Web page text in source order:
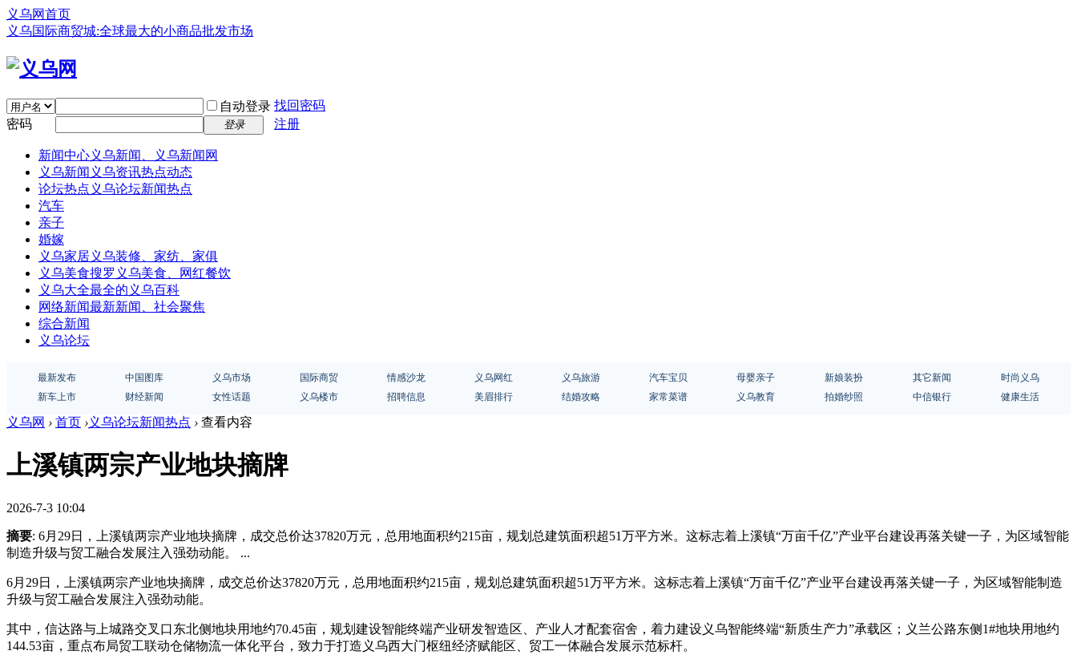
义乌网首页
义乌国际商贸城:全球最大的小商品批发市场
自动登录 找回密码
密码
登录 注册
新闻中心义乌新闻、义乌新闻网
义乌新闻 义乌资讯热点动态
论坛热点 义乌论坛新闻热点
汽车
亲子
婚嫁
义乌家居义乌装修、家纺、家俱
义乌美食搜罗义乌美食、网红餐饮
义乌大全最全的义乌百科
网络新闻最新新闻、社会聚焦
综合新闻
义乌论坛
最新发布 中国图库 义乌市场 国际商贸 情感沙龙 义乌网红 义乌旅游 汽车宝贝 母婴亲子 新娘装扮 其它新闻
时尚义乌
新车上市
财经新闻 女性话题 义乌楼市 招聘信息 美眉排行 结婚攻略 家常菜谱 义乌教育 拍婚纱照 中信银行 健康生活
义乌网 › 首页 ›义乌论坛新闻热点 › 查看内容
上溪镇两宗产业地块摘牌
2026-7-3 10:04
摘要: 6月29日，上溪镇两宗产业地块摘牌，成交总价达37820万元，总用地面积约215亩，规划总建筑面积超51万平方米。这标志着上溪镇“万亩千亿”产业平台建设再落关键一子，为区域智能
制造升级与贸工融合发展注入强劲动能。 ...
6月29日，上溪镇两宗产业地块摘牌，成交总价达37820万元，总用地面积约215亩，规划总建筑面积超51万平方米。这标志着上溪镇“万亩千亿”产业平台建设再落关键一子，为区域智能制造
升级与贸工融合发展注入强劲动能。
其中，信达路与上城路交叉口东北侧地块用地约70.45亩，规划建设智能终端产业研发智造区、产业人才配套宿舍，着力建设义乌智能终端“新质生产力”承载区；义兰公路东侧1#地块用地约
144.53亩，重点布局贸工联动仓储物流一体化平台，致力于打造义乌西大门枢纽经济赋能区、贸工一体融合发展示范标杆。